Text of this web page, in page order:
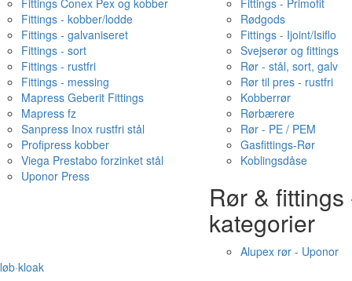
Fittings Conex Pex og kobber
Fittings - kobber/lodde
Fittings - galvaniseret
Fittings - sort
Fittings - rustfri
Fittings - messing
Mapress Geberit Fittings
Mapress fz
Sanpress Inox rustfri stål
Profipress kobber
Viega Prestabo forzinket stål
Uponor Press
Fittings - Primofit
Rødgods
Fittings - Ijoint/Isiflo
Svejserør og fittings
Rør - stål, sort, galv
Rør til pres - rustfri
Kobberrør
Rørbærere
Rør - PE / PEM
Gasfittings-Rør
Koblingsdåse
Rør & fittings
kategorier
Alupex rør - Uponor